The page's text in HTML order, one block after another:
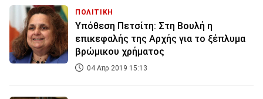
ΠΟΛΙΤΙΚΗ
Υπόθεση Πετσίτη: Στη Βουλή η
επικεφαλής της Αρχής για το ξέπλυμα
βρώμικου χρήματος
04 Απρ 2019 15:13